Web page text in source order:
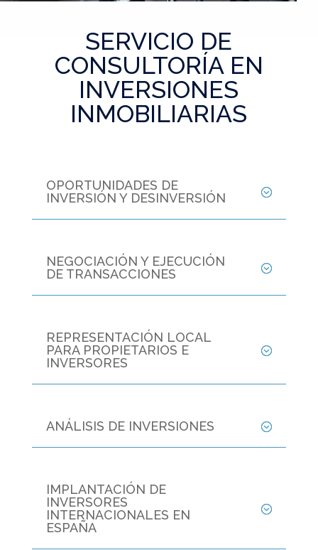
SERVICIO DE
CONSULTORÍA EN
INVERSIONES
INMOBILIARIAS
OPORTUNIDADES DE
INVERSIÓN Y DESINVERSIÓN
NEGOCIACIÓN Y EJECUCIÓN
DE TRANSACCIONES
REPRESENTACIÓN LOCAL
PARA PROPIETARIOS E
INVERSORES
ANÁLISIS DE INVERSIONES
IMPLANTACIÓN DE
INVERSORES
INTERNACIONALES EN
ESPAÑA